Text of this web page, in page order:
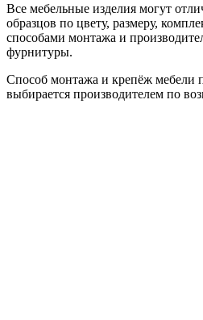
Все мебельные изделия могут
образцов по цвету, размеру,
способами монтажа и
фурнитуры.
Способ монтажа и крепёж мебели
выбирается производителем по